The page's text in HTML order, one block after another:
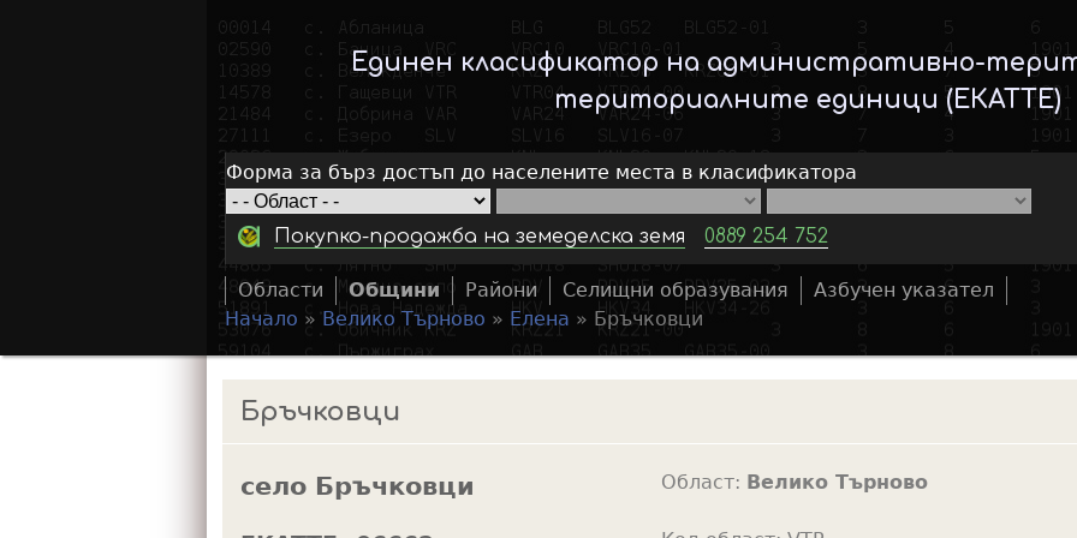
Skip
to
main
Единен класификатор на административно-
териториалните единици (ЕКАТТЕ)
Форма за бърз достъп до населените места в класификатора
Покупко-продажба на земеделска земя 0889 254 752
a
c
Области Общини Райони Селищни образувания Азбучен указател
o
Начало »Велико Търново » Елена » Бръчковци
Бръчковци
село Бръчковци Област: Велико Търново